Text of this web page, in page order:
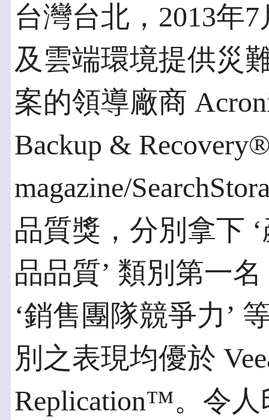
台灣台北，2013年
及雲端環境提供災
案的領導廠商
Backup &
magazine/
品質獎，分別拿下
品品質’ 類別第一
‘銷售團隊競爭力’
別之表現均優於
Replication™。令